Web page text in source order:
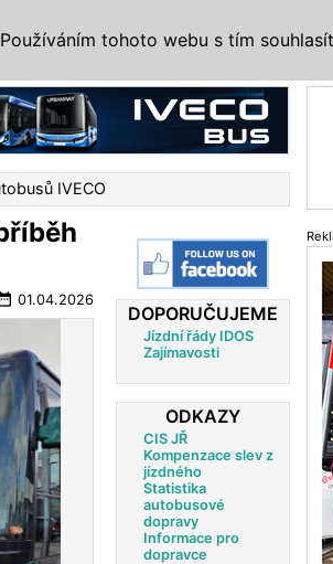
IVECO
01.04.2026
DOPORUČUJEME
Jízdní řády IDOS
Zajímavosti
ODKAZY
CIS JŘ
Kompenzace slev z
jízdného
Statistika
autobusové
dopravy
Informace pro
dopravce
tohoto webu s tím